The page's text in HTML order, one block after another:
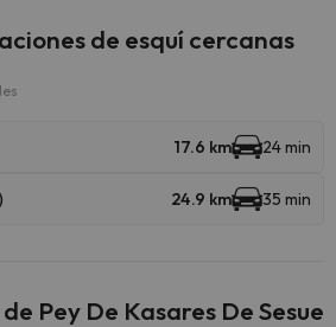
de esquí cercanas
17.6 km 24 min
24.9 km 35 min
Pey De Kasares De Sesue